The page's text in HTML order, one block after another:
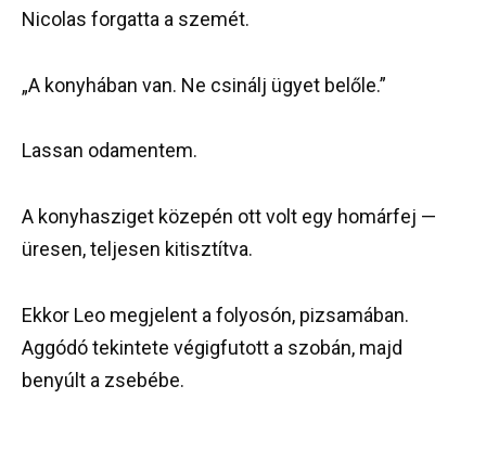
Nicolas forgatta a szemét.
„A konyhában van. Ne csinálj ügyet belőle.”
Lassan odamentem.
A konyhasziget közepén ott volt egy homárfej —
üresen, teljesen kitisztítva.
Ekkor Leo megjelent a folyosón, pizsamában.
Aggódó tekintete végigfutott a szobán, majd
benyúlt a zsebébe.